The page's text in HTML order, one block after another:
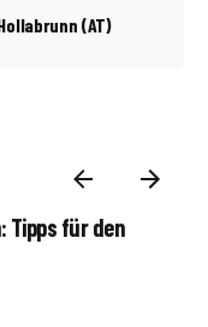
(AT)
Tipps für den